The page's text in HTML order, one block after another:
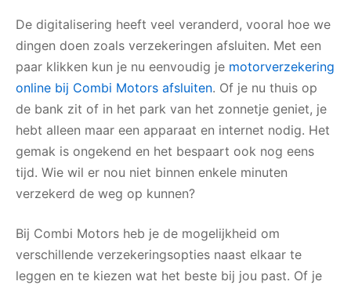
De digitalisering heeft veel veranderd, vooral hoe we
dingen doen zoals verzekeringen afsluiten. Met een
paar klikken kun je nu eenvoudig je motorverzekering
online bij Combi Motors afsluiten. Of je nu thuis op
de bank zit of in het park van het zonnetje geniet, je
hebt alleen maar een apparaat en internet nodig. Het
gemak is ongekend en het bespaart ook nog eens
tijd. Wie wil er nou niet binnen enkele minuten
verzekerd de weg op kunnen?
Bij Combi Motors heb je de mogelijkheid om
verschillende verzekeringsopties naast elkaar te
leggen en te kiezen wat het beste bij jou past. Of je